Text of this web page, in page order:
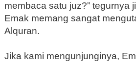
membaca satu juz?” tegurnya
Emak memang sangat
Alquran.
Jika kami mengunjunginya,